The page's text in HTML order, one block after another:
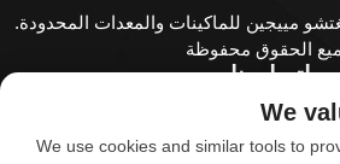
مييجين للماكينات والمعدات المحدودة.
الحقوق محفوظة
اتصل بنا
We
We use cookies and similar tools to